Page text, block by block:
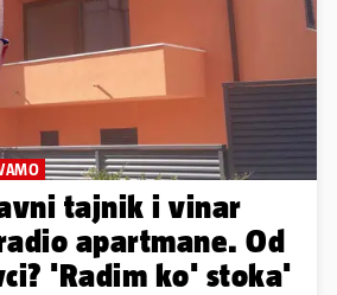
tajnik i vinar
apartmane. Od
'Radim ko' stoka'